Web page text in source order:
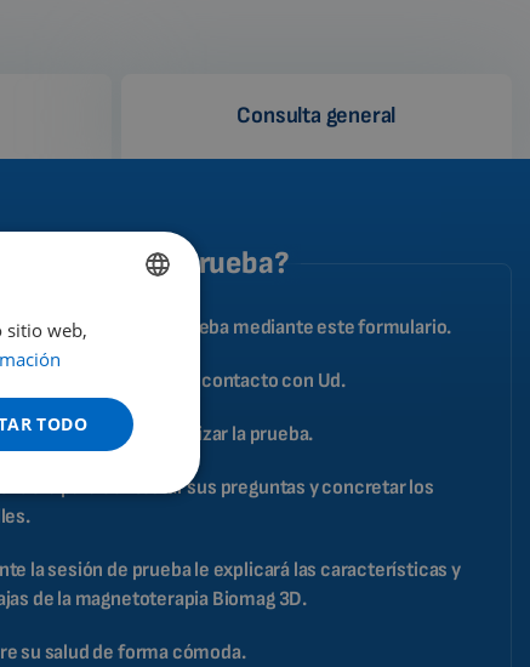
Consulta general
se realiza la prueba?
que solicitar la prueba mediante este formulario.
se pondrá en contacto con Ud.
una cita para realizar la prueba.
para contestar sus preguntas y concretar los
la sesión de prueba le explicará las características y
de la magnetoterapia Biomag 3D.
su salud de forma cómoda.
ENGLISH
DUTCH
PORTUGUESE
SPANISH
CATALAN
MALAYSIAN
sitio web,
TODO